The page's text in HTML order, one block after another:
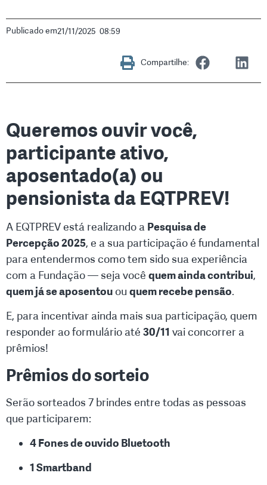
Publicado em21/11/2025 08:59
Compartilhe:
Queremos ouvir você,
participante ativo,
aposentado(a) ou
pensionista da EQTPREV!
A EQTPREV está realizando a Pesquisa de
Percepção 2025, e a sua participação é fundamental
para entendermos como tem sido sua experiência
com a Fundação — seja você quem ainda contribui,
quem já se aposentouou quem recebe pensão.
E, para incentivar ainda mais sua participação, quem
responder ao formulário até 30/11 vai concorrer a
prêmios!
Prêmios do sorteio
Serão sorteados 7 brindes entre todas as pessoas
que participarem:
4 Fones de ouvido Bluetooth
1 Smartband